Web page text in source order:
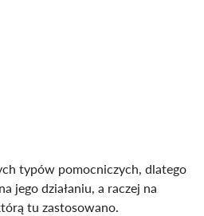
typów pomocniczych, dlatego
jego działaniu, a raczej na
tu zastosowano.